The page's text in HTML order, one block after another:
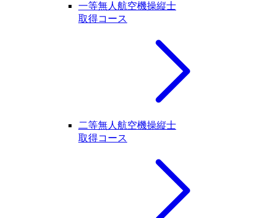
一等無人航空機操縦士
取得コース
二等無人航空機操縦士
取得コース